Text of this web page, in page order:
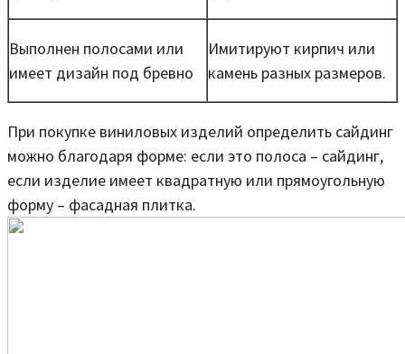
Выполнен полосами или
имеет дизайн под бревно
Имитируют кирпич или
камень разных размеров.
При покупке виниловых изделий определить сайдинг
можно благодаря форме: если это полоса – сайдинг,
если изделие имеет квадратную или прямоугольную
форму – фасадная плитка.